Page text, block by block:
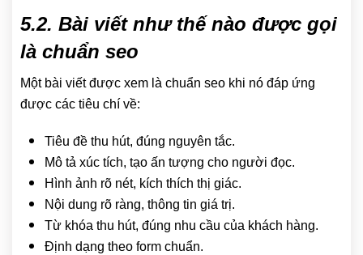
5.2. Bài viết như thế nào được gọi
là chuẩn seo
Một bài viết được xem là chuẩn seo khi nó đáp ứng
được các tiêu chí về:
Tiêu đề thu hút, đúng nguyên tắc.
Mô tả xúc tích, tạo ấn tượng cho người đọc.
Hình ảnh rõ nét, kích thích thị giác.
Nội dung rõ ràng, thông tin giá trị.
Từ khóa thu hút, đúng nhu cầu của khách hàng.
Định dạng theo form chuẩn.